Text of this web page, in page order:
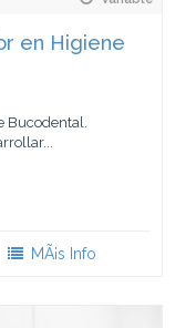
en Higiene
MÃ¡s Info